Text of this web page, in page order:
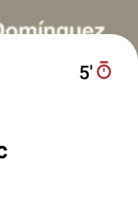
5′